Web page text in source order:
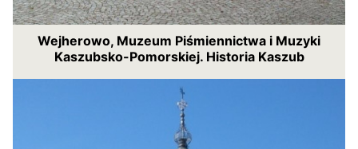
Wejherowo, Muzeum Piśmiennictwa i Muzyki
Kaszubsko-Pomorskiej. Historia Kaszub